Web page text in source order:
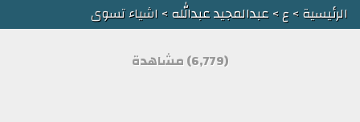
الرئيسية>ع>عبدالمجيد عبدالله> اشياء تسوى
(6,779) مشاهدة